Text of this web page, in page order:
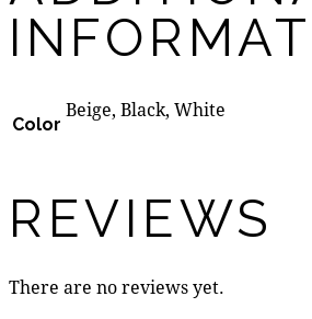
Color
Beige, Black, White
REVIEWS
There are no reviews yet.